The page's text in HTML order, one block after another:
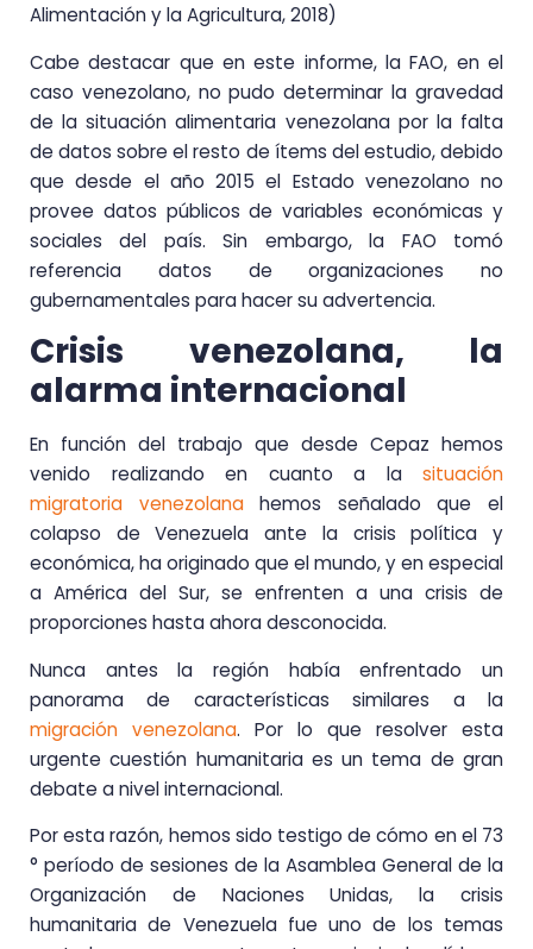
Alimentación y la Agricultura, 2018)
Cabe destacar que en este informe, la FAO, en el
caso venezolano, no pudo determinar la gravedad
de la situación alimentaria venezolana por la falta
de datos sobre el resto de ítems del estudio, debido
que desde el año 2015 el Estado venezolano no
provee datos públicos de variables económicas y
sociales del país. Sin embargo, la FAO tomó
referencia datos de organizaciones no
gubernamentales para hacer su advertencia.
Crisis venezolana, la
alarma internacional
En función del trabajo que desde Cepaz hemos
venido realizando en cuanto a la situación
migratoria venezolanahemos señalado que el
colapso de Venezuela ante la crisis política y
económica, ha originado que el mundo, y en especial
a América del Sur, se enfrenten a una crisis de
proporciones hasta ahora desconocida.
Nunca antes la región había enfrentado un
panorama de características similares a la
migración venezolana. Por lo que resolver esta
urgente cuestión humanitaria es un tema de gran
debate a nivel internacional.
Por esta razón, hemos sido testigo de cómo en el 73
° período de sesiones de la Asamblea General de la
Organización de Naciones Unidas, la crisis
humanitaria de Venezuela fue uno de los temas